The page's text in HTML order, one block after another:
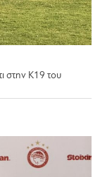
στην Κ19 του